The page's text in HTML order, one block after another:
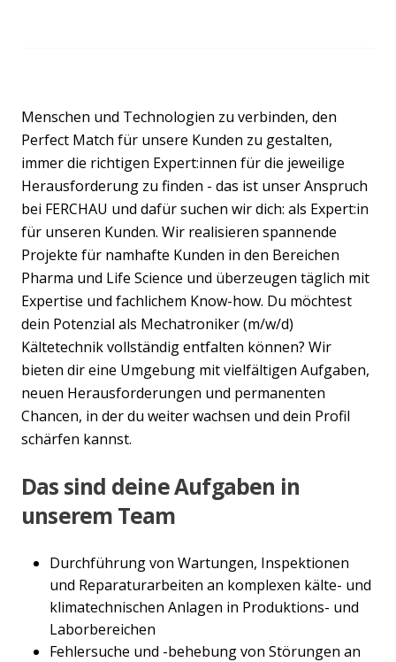
Menschen und Technologien zu verbinden, den
Perfect Match für unsere Kunden zu gestalten,
immer die richtigen Expert:innen für die jeweilige
Herausforderung zu finden - das ist unser Anspruch
bei FERCHAU und dafür suchen wir dich: als Expert:in
für unseren Kunden. Wir realisieren spannende
Projekte für namhafte Kunden in den Bereichen
Pharma und Life Science und überzeugen täglich mit
Expertise und fachlichem Know-how. Du möchtest
dein Potenzial als Mechatroniker (m/w/d)
Kältetechnik vollständig entfalten können? Wir
bieten dir eine Umgebung mit vielfältigen Aufgaben,
neuen Herausforderungen und permanenten
Chancen, in der du weiter wachsen und dein Profil
schärfen kannst.
Das sind deine Aufgaben in
unserem Team
Durchführung von Wartungen, Inspektionen
und Reparaturarbeiten an komplexen kälte- und
klimatechnischen Anlagen in Produktions- und
Laborbereichen
Fehlersuche und -behebung von Störungen an